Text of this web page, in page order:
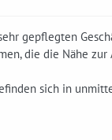
gepflegten
die die Nähe
sich in